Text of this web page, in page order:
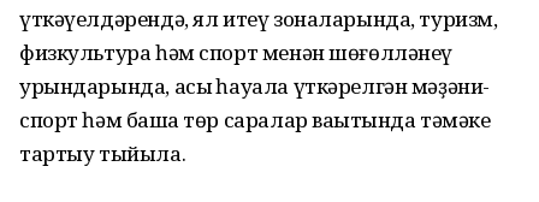
үткәүелдәрендә, ял итеү зоналарында, туризм,
физкультура һәм спорт менән шөғөлләнеү
урындарында, асыҡ һауала үткәрелгән мәҙәни-
спорт һәм башҡа төр саралар ваҡытында тәмәке
тартыу тыйыла.